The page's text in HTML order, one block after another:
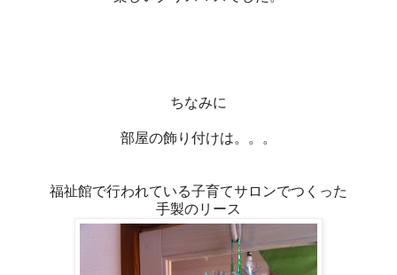
ちなみに
部屋の飾り付けは。。。
福祉館で行われている子育てサロンでつくった
手製のリース